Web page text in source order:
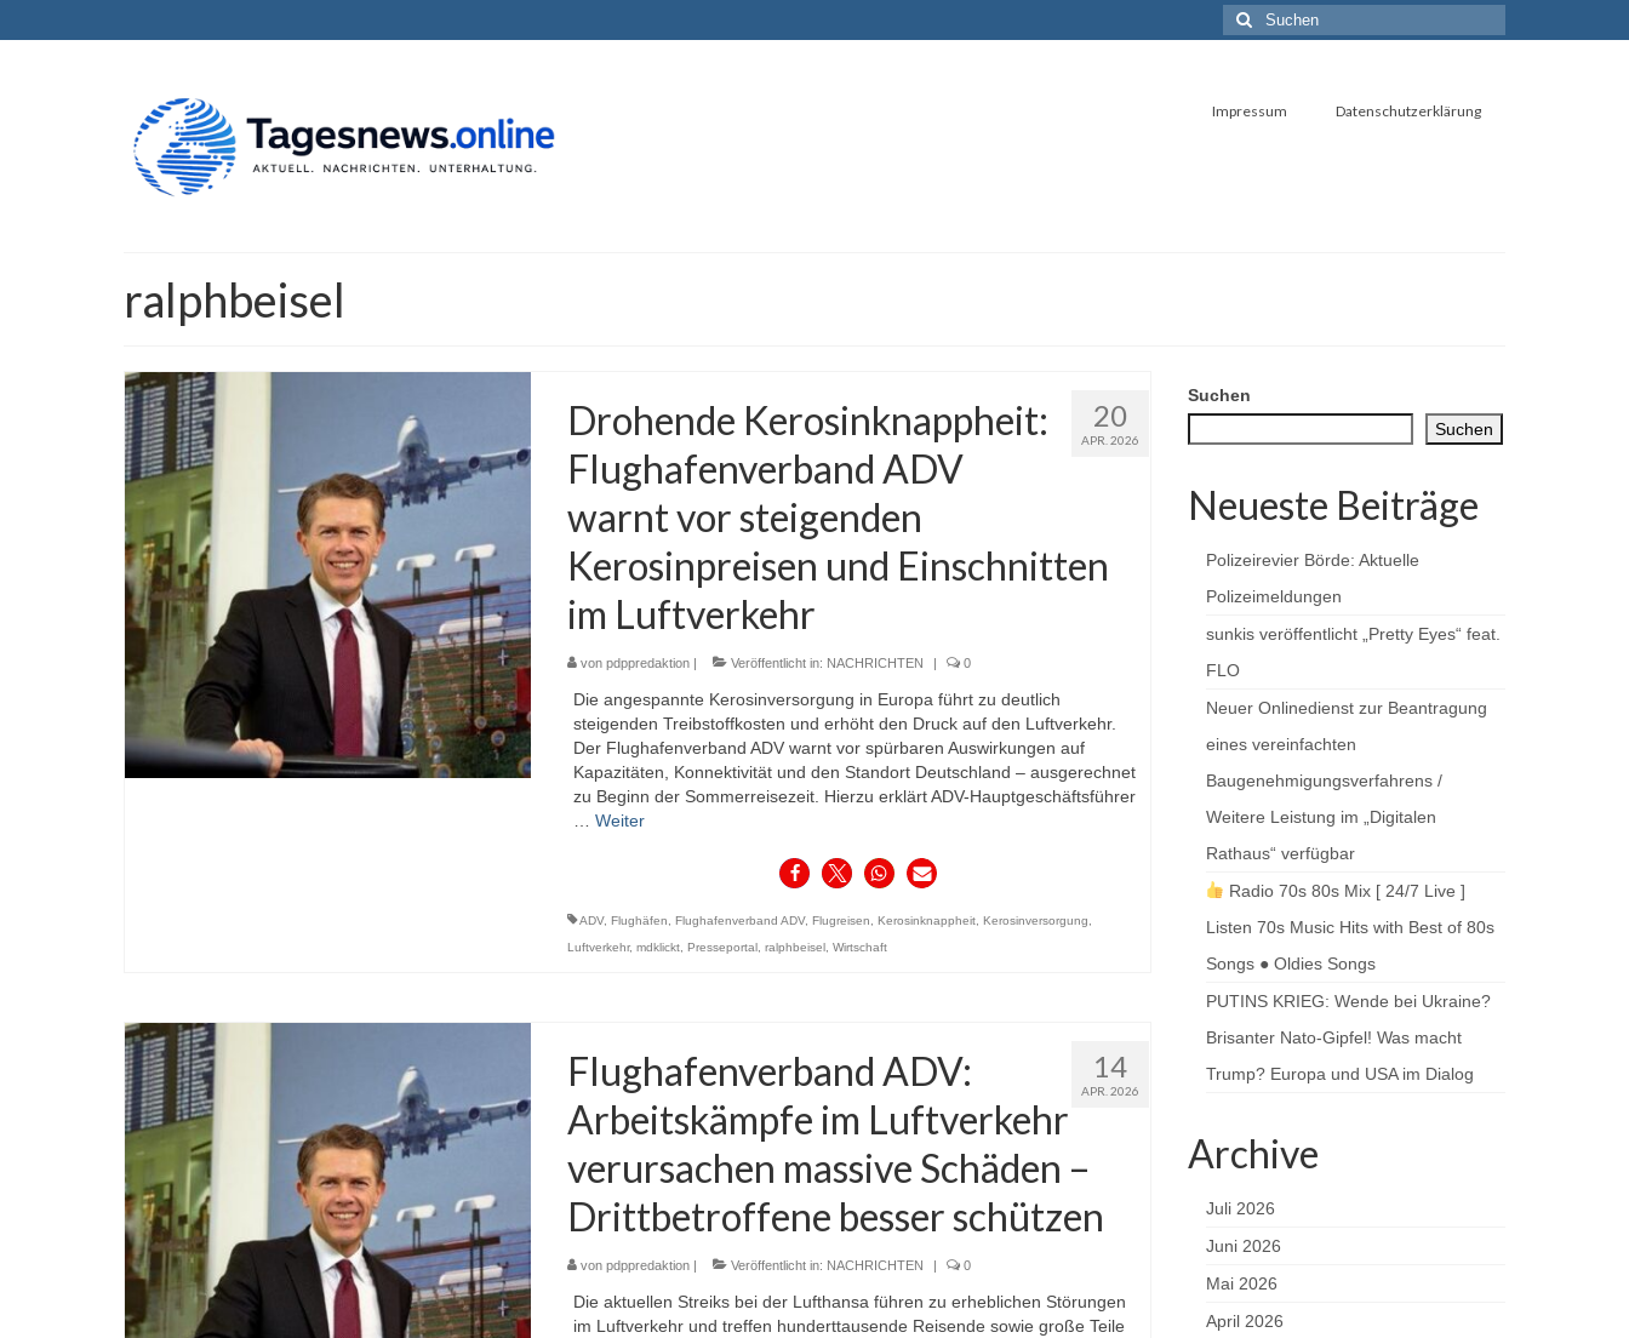
Suchen
nach:
Impressum Datenschutzerklärung
ralphbeisel
20
APR. 2026
Drohende Kerosinknappheit:
Flughafenverband ADV
warnt vor steigenden
Kerosinpreisen und Einschnitten
im Luftverkehr
von pdppredaktion| Veröffentlicht in: NACHRICHTEN | 0
Die angespannte Kerosinversorgung in Europa führt zu deutlich
steigenden Treibstoffkosten und erhöht den Druck auf den Luftverkehr.
Der Flughafenverband ADV warnt vor spürbaren Auswirkungen auf
Kapazitäten, Konnektivität und den Standort Deutschland – ausgerechnet
zu Beginn der Sommerreisezeit. Hierzu erklärt ADV-Hauptgeschäftsführer
Weiter
ADV, Flughäfen Flughafenverband ADV, Flugreisen Kerosinknappheit, Kerosinversorgung
Luftverkehr, mdklickt, Presseportal, ralphbeisel, Wirtschaft
14
APR. 2026
Flughafenverband ADV:
Arbeitskämpfe im Luftverkehr
verursachen massive Schäden –
Drittbetroffene besser schützen
von pdppredaktion| Veröffentlicht in: NACHRICHTEN | 0
Die aktuellen Streiks bei der Lufthansa führen zu erheblichen Störungen
im Luftverkehr und treffen hunderttausende Reisende sowie große Teile
Suchen
Suchen
Neueste Beiträge
Polizeirevier Börde: Aktuelle
Polizeimeldungen
sunkis veröffentlicht „Pretty Eyes“ feat.
FLO
Neuer Onlinedienst zur Beantragung
eines vereinfachten
Baugenehmigungsverfahrens /
Weitere Leistung im „Digitalen
Rathaus“ verfügbar
Radio 70s 80s Mix [ 24/7 Live ]
Listen 70s Music Hits with Best of 80s
Songs ● Oldies Songs
PUTINS KRIEG: Wende bei Ukraine?
Brisanter Nato-Gipfel! Was macht
Trump? Europa und USA im Dialog
Archive
Juli 2026
Juni 2026
Mai 2026
April 2026